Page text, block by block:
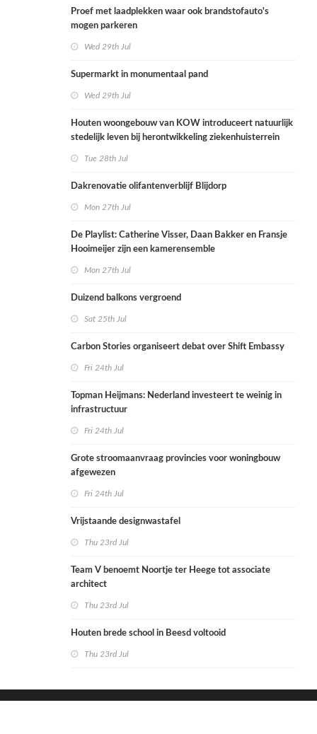
Proef met laadplekken waar ook brandstofauto's
mogen parkeren
Wed 29th Jul
Supermarkt in monumentaal pand
Wed 29th Jul
Houten woongebouw van KOW introduceert natuurlijk
stedelijk leven bij herontwikkeling ziekenhuisterrein
Tue 28th Jul
Dakrenovatie olifantenverblijf Blijdorp
Mon 27th Jul
De Playlist: Catherine Visser, Daan Bakker en Fransje
Hooimeijer zijn een kamerensemble
Mon 27th Jul
Duizend balkons vergroend
Sat 25th Jul
Carbon Stories organiseert debat over Shift Embassy
Fri 24th Jul
Topman Heijmans: Nederland investeert te weinig in
infrastructuur
Fri 24th Jul
Grote stroomaanvraag provincies voor woningbouw
afgewezen
Fri 24th Jul
Vrijstaande designwastafel
Thu 23rd Jul
Team V benoemt Noortje ter Heege tot associate
architect
Thu 23rd Jul
Houten brede school in Beesd voltooid
Thu 23rd Jul